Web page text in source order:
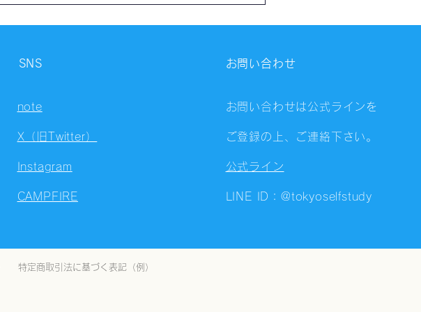
SNS
note
X（旧Twitter）
Instagram
CAMPFIRE
お問い合わせ
お問い合わせは公式ラインを
ご登録の上、ご連絡下さい。
公式ライン
LINE ID：@tokyoselfstudy
特定商取引法に基づく表記（例）